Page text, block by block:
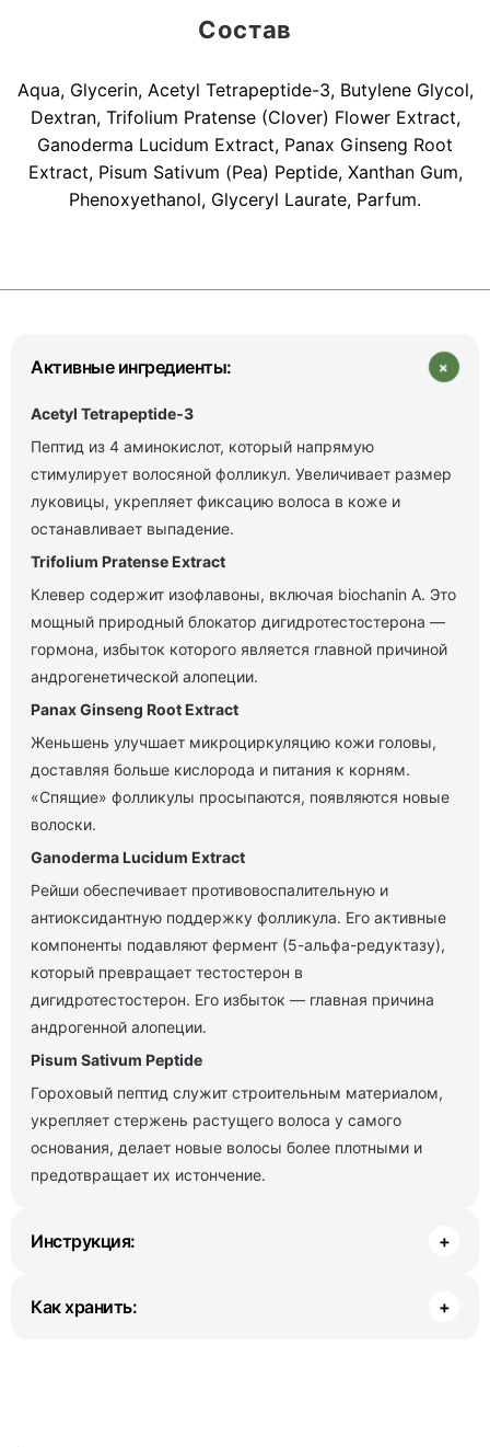
Состав
Aqua, Glycerin, Acetyl Tetrapeptide-3, Butylene Glycol,
Dextran, Trifolium Pratense (Clover) Flower Extract,
Ganoderma Lucidum Extract, Panax Ginseng Root
Extract, Pisum Sativum (Pea) Peptide, Xanthan Gum,
Phenoxyethanol, Glyceryl Laurate, Parfum.
Активные ингредиенты: +
Acetyl Tetrapeptide‑3
Пептид из 4 аминокислот, который напрямую
стимулирует волосяной фолликул. Увеличивает размер
луковицы, укрепляет фиксацию волоса в коже и
останавливает выпадение.
Trifolium Pratense Extract
Клевер содержит изофлавоны, включая biochanin A. Это
мощный природный блокатор дигидротестостерона —
гормона, избыток которого является главной причиной
андрогенетической алопеции.
Panax Ginseng Root Extract
Женьшень улучшает микроциркуляцию кожи головы,
доставляя больше кислорода и питания к корням.
«Спящие» фолликулы просыпаются, появляются новые
волоски.
Ganoderma Lucidum Extract
Рейши обеспечивает противовоспалительную и
антиоксидантную поддержку фолликула. Его активные
компоненты подавляют фермент (5-альфа-редуктазу),
который превращает тестостерон в
дигидротестостерон. Его избыток — главная причина
андрогенной алопеции.
Pisum Sativum Peptide
Гороховый пептид служит строительным материалом,
укрепляет стержень растущего волоса у самого
основания, делает новые волосы более плотными и
предотвращает их истончение.
Инструкция: +
Как хранить: +